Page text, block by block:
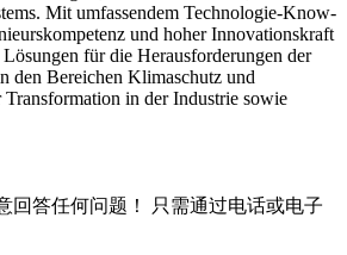
Mit umfassendem Technologie-Know-
und hoher Innovationskraft
für die Herausforderungen der
den Bereichen Klimaschutz und
in der Industrie sowie
回答任何问题！ 只需通过电话或电子